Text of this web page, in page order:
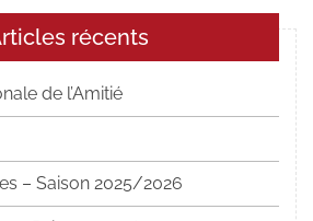
récents
de l’Amitié
– Saison 2025/2026